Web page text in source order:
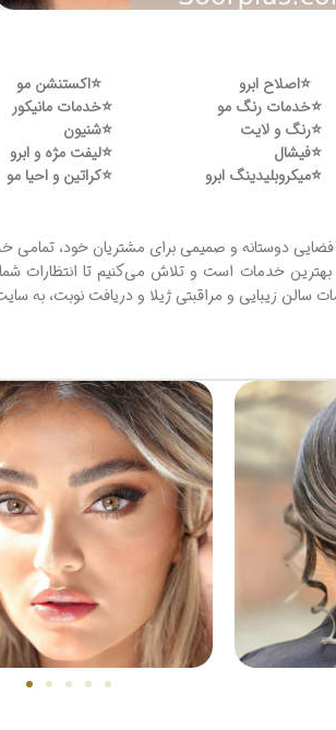
⭐️اصلاح ابرو ⭐️اکستنشن مو
⭐️خدمات رنگ مو ⭐️خدمات مانیکور
⭐️رنگ و لایت ⭐️شنیون
⭐️فیشال ⭐️لیفت مژه و ابرو
⭐️میکروبلیدینگ ابرو ⭐️کراتین و احیا مو
فضایی دوستانه و صمیمی برای مشتریان خود، تمامی
بهترین خدمات است و تلاش می‌کنیم تا انتظارات
سالن زیبایی و مراقبتی ژیلا و دریافت نوبت، به